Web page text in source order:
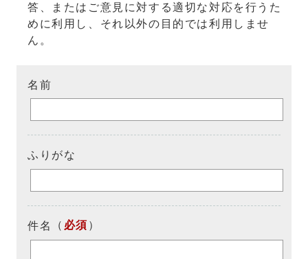
答、またはご意見に対する適切な対応を行うた
めに利用し、それ以外の目的では利用しませ
ん。
名前
ふりがな
件名 （ 必須 ）